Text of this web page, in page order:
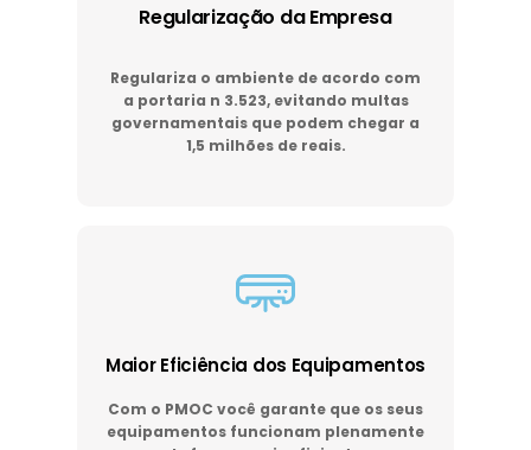
Regularização da Empresa
Regulariza o ambiente de acordo com
a portaria n 3.523, evitando multas
governamentais que podem chegar a
1,5 milhões de reais.
Maior Eficiência dos Equipamentos
Com o PMOC você garante que os seus
equipamentos funcionam plenamente